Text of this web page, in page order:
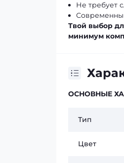
Не требует
Твой выбор
минимум
ОСНОВНЫЕ
Тип
Цвет